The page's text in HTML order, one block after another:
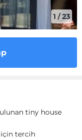
1 /23
tiny house
için tercih